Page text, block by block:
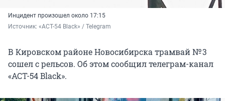
Инцидент произошел около 17:15
Источник: «ACT-54 Black» / Telegram
В Кировском районе Новосибирска трамвай № 3
сошел с рельсов. Об этом сообщил телеграм-канал
«АСТ-54 Black».